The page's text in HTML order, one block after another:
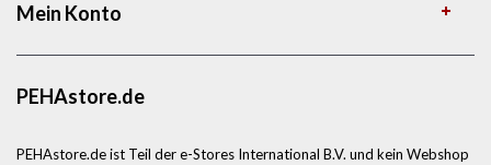
Mein Konto
PEHAstore.de
PEHAstore.de ist Teil der e-Stores International B.V. und kein Webshop